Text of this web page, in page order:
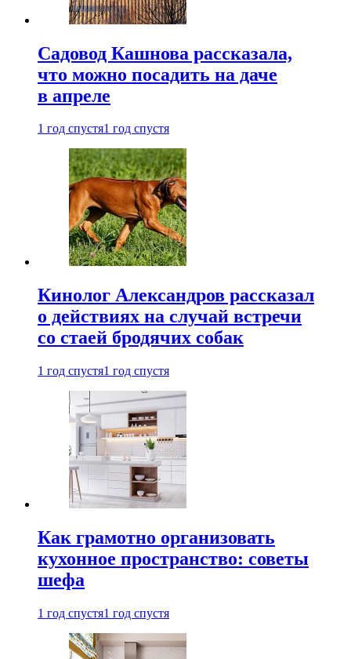
Садовод Кашнова рассказала,
что можно посадить на даче
в апреле
1 год спустя1 год спустя
Кинолог Александров рассказал
о действиях на случай встречи
со стаей бродячих собак
1 год спустя1 год спустя
Как грамотно организовать
кухонное пространство: советы
шефа
1 год спустя1 год спустя